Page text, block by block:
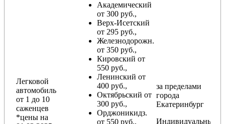
Легковой
автомобиль
от 1 до 10
саженцев
*цены на
Академический
от 300 руб.,
Верх-Исетский
от 295 руб.,
Железнодорожн.
от 350 руб.,
Кировский от
550 руб.,
Ленинский от
400 руб.,
Октябрьский от
300 руб.,
Орджоникидз.
от 550 руб.,
за пределами
города
Екатеринбург
Индивидуальный